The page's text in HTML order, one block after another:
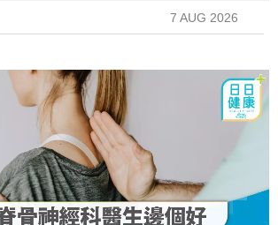
7 AUG 2026